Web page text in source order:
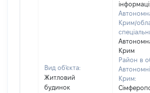
Вид об'єкта:
Житловий
будинок
Крим/
Крим
Район в
Крим: